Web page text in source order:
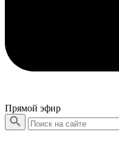
Прямой эфир